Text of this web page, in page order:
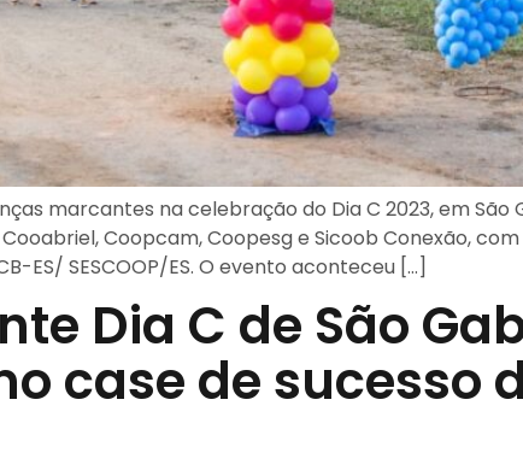
marcantes na celebração do Dia C 2023, em São
Coopcam, Coopesg e Sicoob Conexão,
ES/ SESCOOP/ES. O evento aconteceu […]
Dia C de São
case de sucesso